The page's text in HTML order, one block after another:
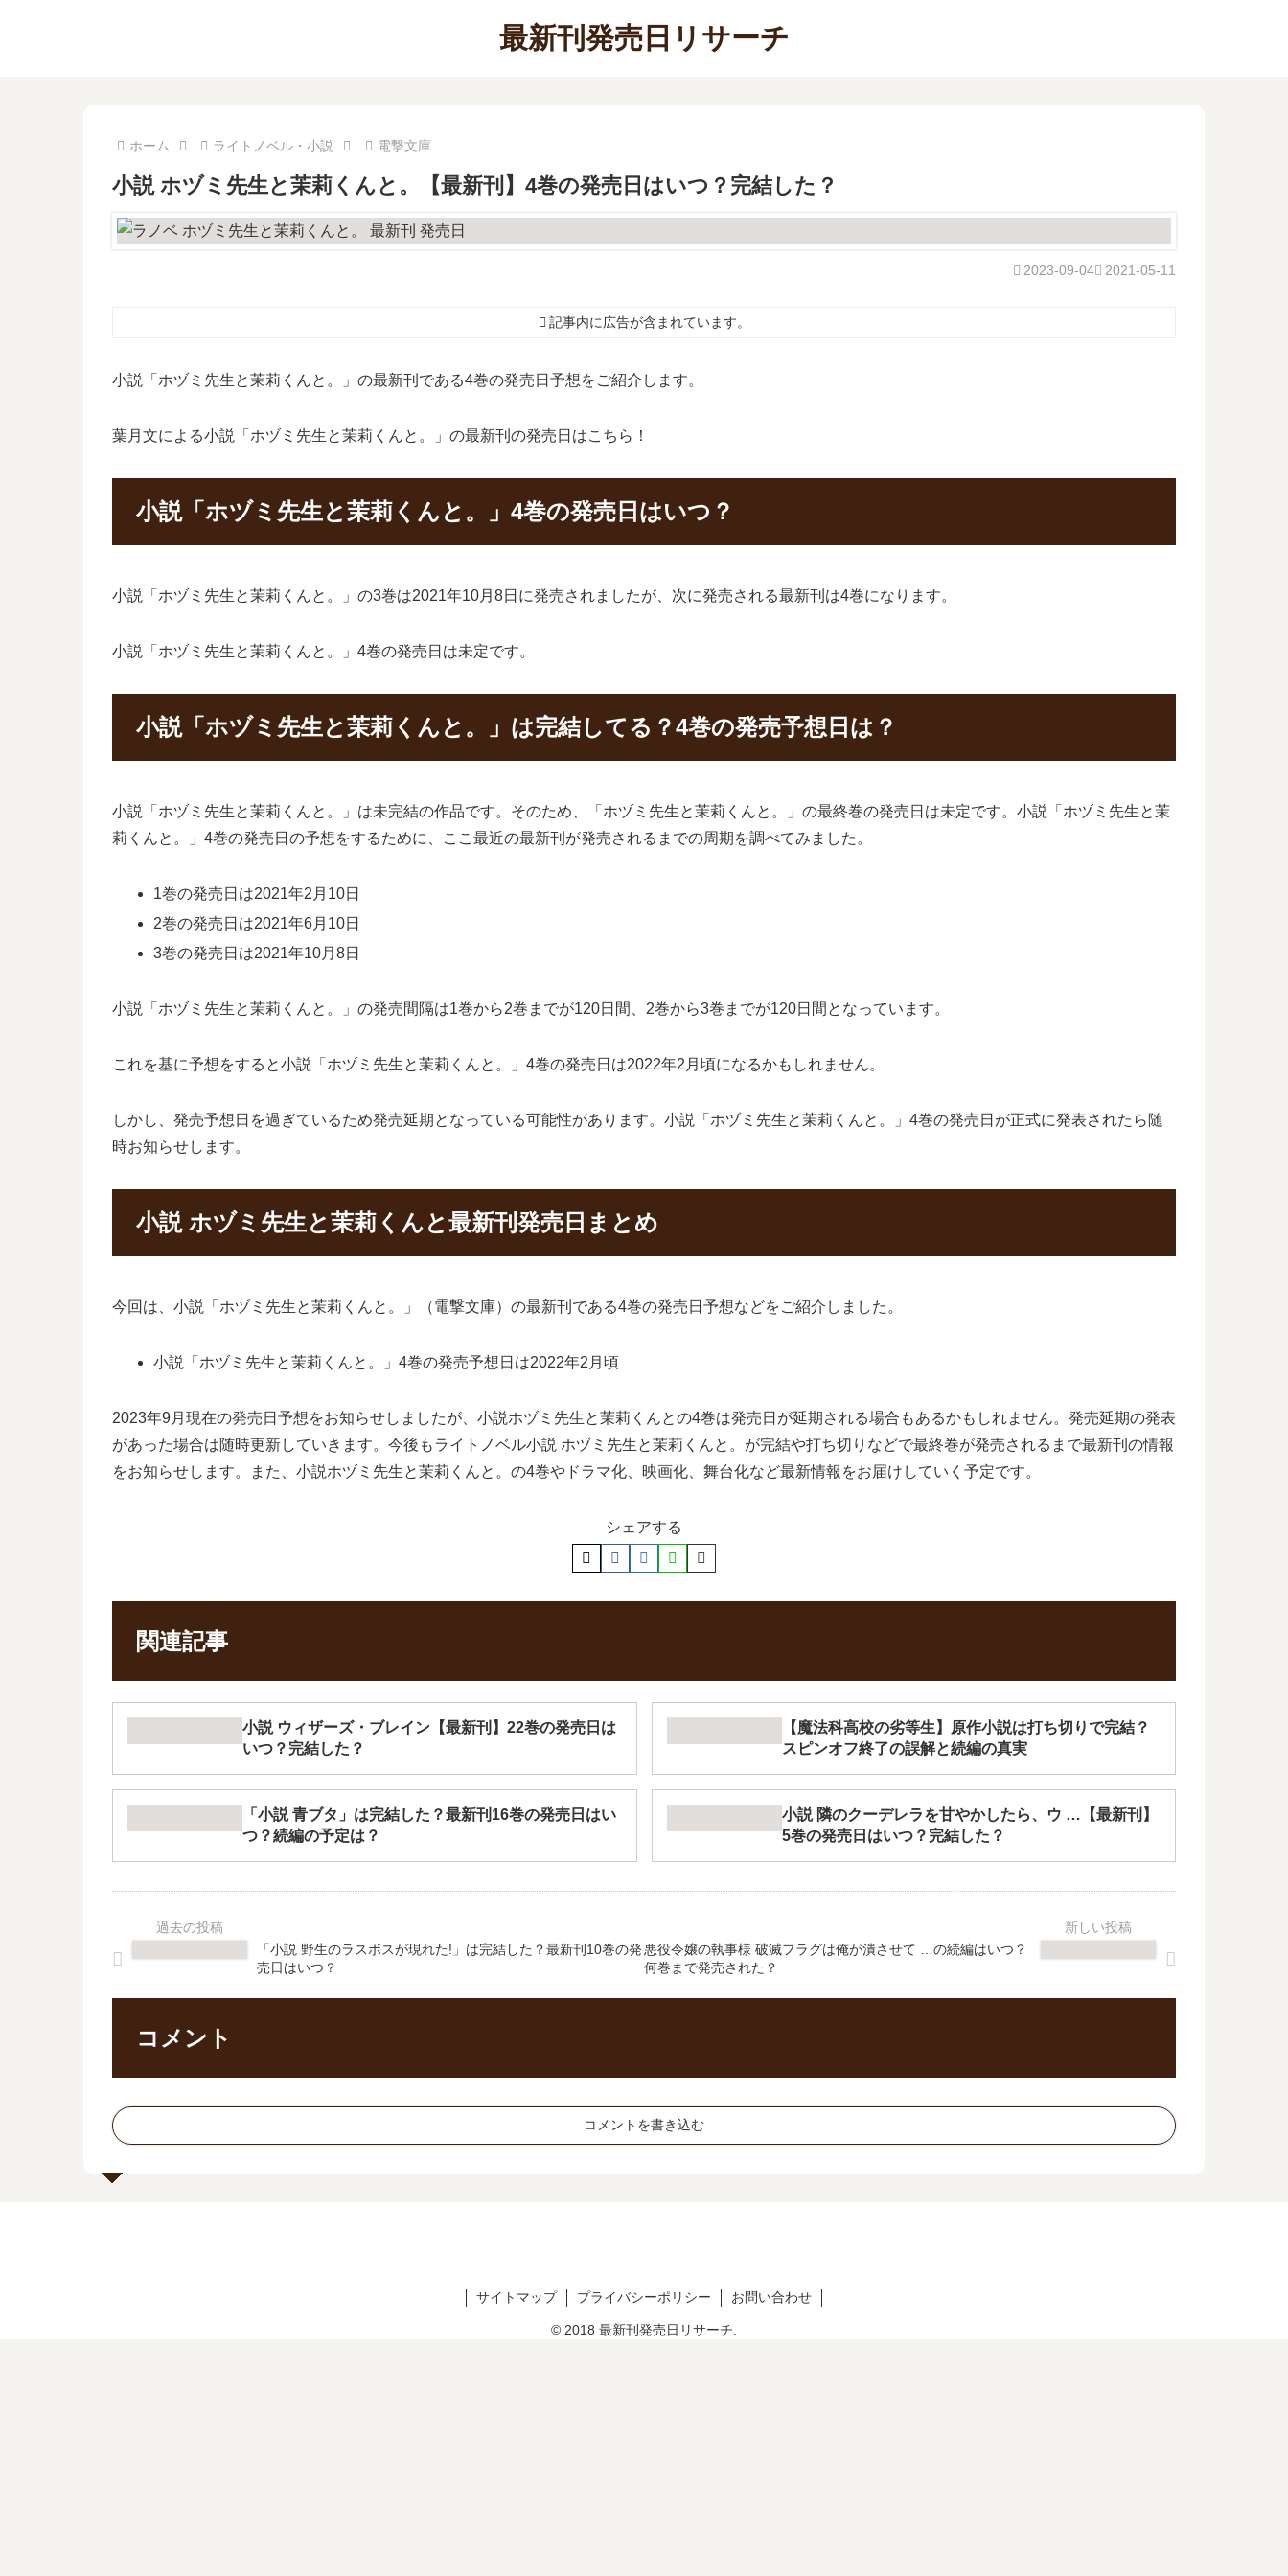
最新刊発売日リサーチ
ホーム ライトノベル・小説 電撃文庫
小説 ホヅミ先生と茉莉くんと。【最新刊】4巻の発売日はいつ？完結した？
2021-05-11
2023-09-04
記事内に広告が含まれています。
小説「ホヅミ先生と茉莉くんと。」の最新刊である4巻の発売日予想をご紹介します。
葉月文による小説「ホヅミ先生と茉莉くんと。」の最新刊の発売日はこちら！
小説「ホヅミ先生と茉莉くんと。」4巻の発売日はいつ？
小説「ホヅミ先生と茉莉くんと。」の3巻は2021年10月8日に発売されましたが、次に発売される最新刊は4巻になります。
小説「ホヅミ先生と茉莉くんと。」4巻の発売日は未定です。
小説「ホヅミ先生と茉莉くんと。」は完結してる？4巻の発売予想日は？
小説「ホヅミ先生と茉莉くんと。」は未完結の作品です。そのため、「ホヅミ先生と茉莉くんと。」の最終巻の発売日は未定です。小説「ホヅミ先生と茉
莉くんと。」4巻の発売日の予想をするために、ここ最近の最新刊が発売されるまでの周期を調べてみました。
1巻の発売日は2021年2月10日
2巻の発売日は2021年6月10日
3巻の発売日は2021年10月8日
小説「ホヅミ先生と茉莉くんと。」の発売間隔は1巻から2巻までが120日間、2巻から3巻までが120日間となっています。
これを基に予想をすると小説「ホヅミ先生と茉莉くんと。」4巻の発売日は2022年2月頃になるかもしれません。
しかし、発売予想日を過ぎているため発売延期となっている可能性があります。小説「ホヅミ先生と茉莉くんと。」4巻の発売日が正式に発表されたら随
時お知らせします。
小説 ホヅミ先生と茉莉くんと最新刊発売日まとめ
今回は、小説「ホヅミ先生と茉莉くんと。」（電撃文庫）の最新刊である4巻の発売日予想などをご紹介しました。
小説「ホヅミ先生と茉莉くんと。」4巻の発売予想日は2022年2月頃
2023年9月現在の発売日予想をお知らせしましたが、小説ホヅミ先生と茉莉くんとの4巻は発売日が延期される場合もあるかもしれません。発売延期の発表
があった場合は随時更新していきます。今後もライトノベル小説 ホヅミ先生と茉莉くんと。が完結や打ち切りなどで最終巻が発売されるまで最新刊の情報
をお知らせします。また、小説ホヅミ先生と茉莉くんと。の4巻やドラマ化、映画化、舞台化など最新情報をお届けしていく予定です。
シェアする
関連記事
小説 ウィザーズ・ブレイン【最新刊】22巻の発売日は
いつ？完結した？
【魔法科高校の劣等生】原作小説は打ち切りで完結？
スピンオフ終了の誤解と続編の真実
「小説 青ブタ」は完結した？最新刊16巻の発売日はい
つ？続編の予定は？
小説 隣のクーデレラを甘やかしたら、ウ …【最新刊】
5巻の発売日はいつ？完結した？
「小説 野生のラスボスが現れた!」は完結した？最新刊10巻の発
売日はいつ？
悪役令嬢の執事様 破滅フラグは俺が潰させて …の続編はいつ？
何巻まで発売された？
コメント
コメントを書き込む
サイトマップ プライバシーポリシー お問い合わせ
© 2018 最新刊発売日リサーチ.